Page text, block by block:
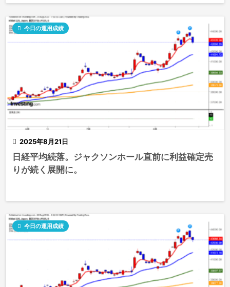
 2025年8月21日
 今日の運用成績
日経平均続落。ジャクソンホール直前に利益確定売
りが続く展開に。
 今日の運用成績